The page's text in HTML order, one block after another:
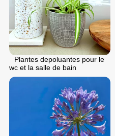
Plantes depoluantes pour le
wc et la salle de bain